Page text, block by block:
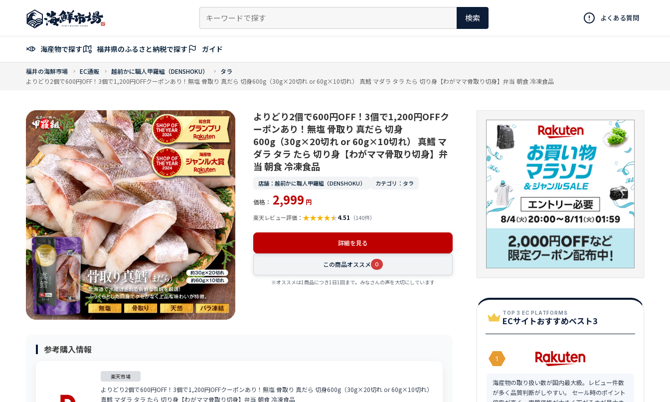
ン
へ
検索 よくある質問
海産物で探す 福井県のふるさと納税で探す ガイド
福井の海鮮市場 EC通販 越前かに職人甲羅組（DENSHOKU）
タラ
よりどり2個で600円OFF！3個で1,200円OFFクーポンあり！無塩 骨取り 真だら 切身600g（30g×20切れ or 60g×10切れ） 真鱈 マダラ タラ たら 切り身【わがママ骨取り切身】弁当 朝食 冷凍食品
よりどり2個で600円OFF！3個で1,200円OFFク
ーポンあり！無塩 骨取り 真だら 切身
600g（30g×20切れ or 60g×10切れ） 真鱈 マ
ダラ タラ たら 切り身【わがママ骨取り切身】弁
当 朝食 冷凍食品
店舗：越前かに職人甲羅組（DENSHOKU） カテゴリ：タラ
価格： 2,999 円
楽天レビュー評価： ★★★★★4.51 （140件）
詳細を見る
この商品オススメ 0
※オススメは1商品につき1日1回まで。みなさんの声を大切にしています
参考購入情報
楽天市場
よりどり2個で600円OFF！3個で1,200円OFFクーポンあり！無塩 骨取り 真だら 切身600g（30g×20切れ or 60g×10切れ）
真鱈 マダラ タラ たら 切り身【わがママ骨取り切身】弁当 朝食 冷凍食品
TOP 3 EC PLATFORMS
ECサイトおすすめベスト3
1
海産物の取り扱い数が国内最大級。レビュー件数
が多く品質判断がしやすい。 セール時のポイント